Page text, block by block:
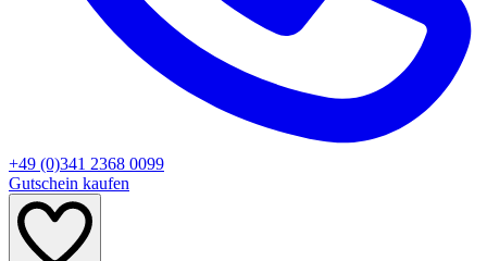
+49 (0)341 2368 0099
Gutschein kaufen